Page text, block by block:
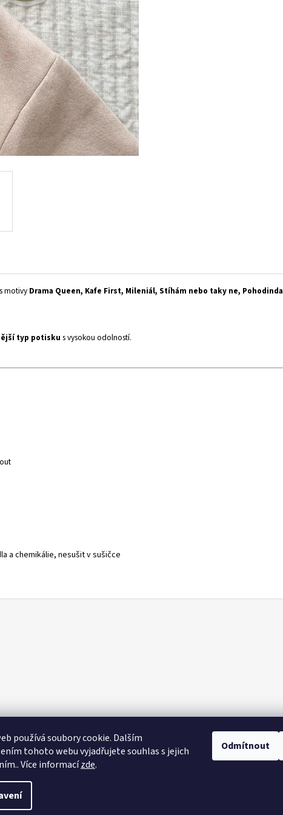
používá soubory cookie. Dalším
tohoto webu vyjadřujete souhlas s jejich
Více informacízde.
Odmítnout
motivy Drama Queen, Kafe First, Mileniál, Stíhám nebo taky ne, Pohodinda
typ potisku s vysokou odolností.
a chemikálie, nesušit v sušičce
Upravit nastavení cookies